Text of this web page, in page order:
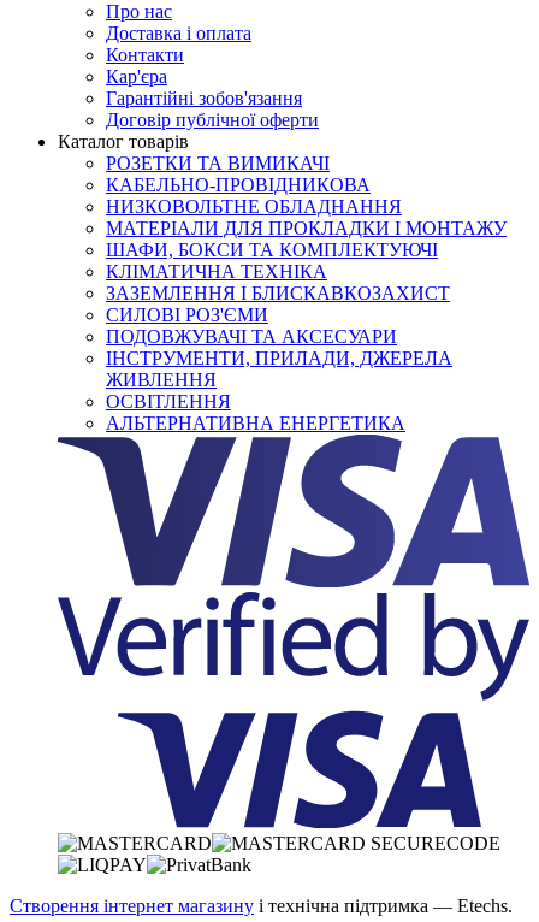
Про нас
Доставка і оплата
Контакти
Кар'єра
Гарантійні зобов'язання
Договір публічної оферти
Каталог товарів
РОЗЕТКИ ТА ВИМИКАЧІ
КАБЕЛЬНО-ПРОВІДНИКОВА
НИЗКОВОЛЬТНЕ ОБЛАДНАННЯ
МАТЕРІАЛИ ДЛЯ ПРОКЛАДКИ І МОНТАЖУ
ШАФИ, БОКСИ ТА КОМПЛЕКТУЮЧІ
КЛІМАТИЧНА ТЕХНІКА
ЗАЗЕМЛЕННЯ І БЛИСКАВКОЗАХИСТ
СИЛОВІ РОЗ'ЄМИ
ПОДОВЖУВАЧІ ТА АКСЕСУАРИ
ІНСТРУМЕНТИ, ПРИЛАДИ, ДЖЕРЕЛА
ЖИВЛЕННЯ
ОСВІТЛЕННЯ
АЛЬТЕРНАТИВНА ЕНЕРГЕТИКА
Створення інтернет магазину і технічна підтримка — Etechs.